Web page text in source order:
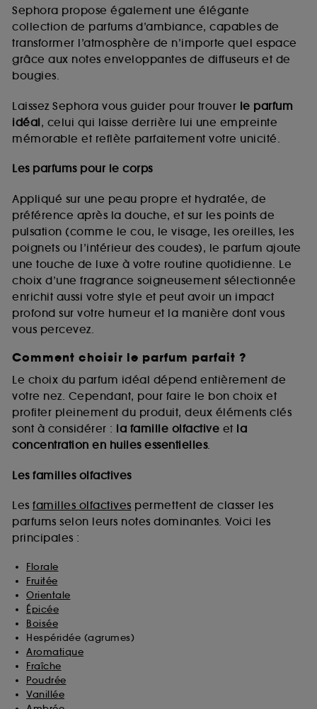
Sephora propose également une élégante
collection de parfums d’ambiance, capables de
transformer l’atmosphère de n’importe quel espace
grâce aux notes enveloppantes de diffuseurs et de
bougies.
Laissez Sephora vous guider pour trouver le parfum
idéal, celui qui laisse derrière lui une empreinte
mémorable et reflète parfaitement votre unicité.
Les parfums pour le corps
Appliqué sur une peau propre et hydratée, de
préférence après la douche, et sur les points de
pulsation (comme le cou, le visage, les oreilles, les
poignets ou l’intérieur des coudes), le parfum ajoute
une touche de luxe à votre routine quotidienne. Le
choix d’une fragrance soigneusement sélectionnée
enrichit aussi votre style et peut avoir un impact
profond sur votre humeur et la manière dont vous
vous percevez.
Comment choisir le parfum parfait ?
Le choix du parfum idéal dépend entièrement de
votre nez. Cependant, pour faire le bon choix et
profiter pleinement du produit, deux éléments clés
sont à considérer : la famille olfactive et la
concentration en huiles essentielles.
Les familles olfactives
Les familles olfactives permettent de classer les
parfums selon leurs notes dominantes. Voici les
principales :
Florale
Fruitée
Orientale
Épicée
Boisée
Hespéridée (agrumes)
Aromatique
Fraîche
Poudrée
Vanillée
de vous plaire via des publicités, y compris sur des
sites tiers et sur les réseaux sociaux, sur la base
des pages que vous avez consultées, de votre
navigation, et de l'historique de vos interactions.
d’en améliorer la performance.
Cookies de sécurisation des paiements en ligne :
fraudes aux moyens de paiement et les
usurpations d’identité.
Cookies fonctionnels :il s’agit de cookies
permettant l’affichage et/ou la fourniture de
certaines fonctionnalités du site, tel que les
cookies d’authentification qui sont utilisés afin de
vous faire bénéficier de l’authentification
prolongée vous permettant d’accéder à votre
compte lors de votre prochaine visite sur le site
sans saisir à nouveau votre identifiant et mot de
passe.
A l'exception des cookies techniques, le dépôt et la
lecture de ces traceurs requiert votre accord. Vous
pouvez personnaliser vos choix concernant le dépôt
de ces cookies grâce au bouton "personnaliser mes
choix" ci-dessous ou décider de "tout accepter".
Sephora pourra associer les informations de
navigation collectées par ces Cookies, pour les
collectées ou générées lors de votre activité en ligne
sur "continuer sans accepter". Voous pouvez à tout
moment choisir de retirer votrte consentement. Si vous
souhaitez obtenir plus d'information sur les cookies
utilisés, cliquez